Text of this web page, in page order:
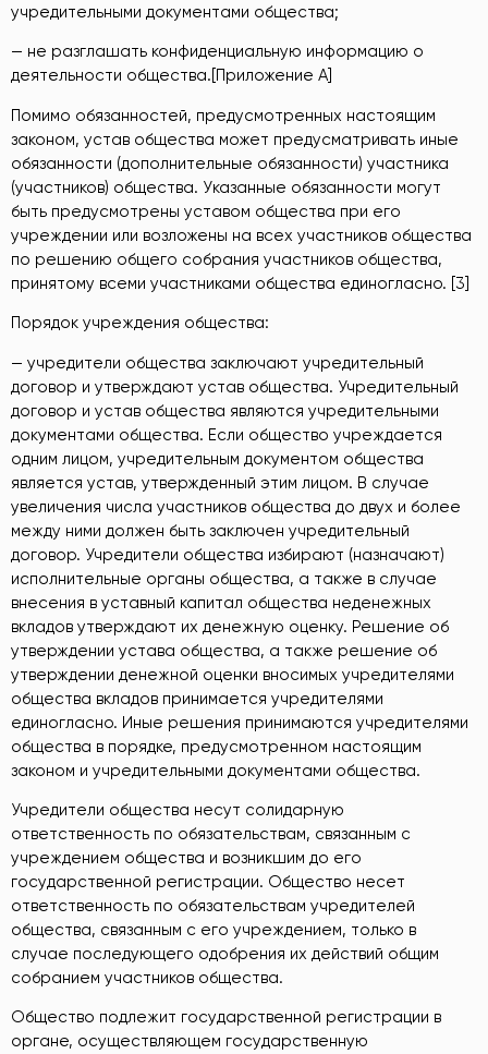
учредительными документами общества;
— не разглашать конфиденциальную информацию о
деятельности общества.[Приложение А]
Помимо обязанностей, предусмотренных настоящим
законом, устав общества может предусматривать иные
обязанности (дополнительные обязанности) участника
(участников) общества. Указанные обязанности могут
быть предусмотрены уставом общества при его
учреждении или возложены на всех участников общества
по решению общего собрания участников общества,
принятому всеми участниками общества единогласно. [3]
Порядок учреждения общества:
— учредители общества заключают учредительный
договор и утверждают устав общества. Учредительный
договор и устав общества являются учредительными
документами общества. Если общество учреждается
одним лицом, учредительным документом общества
является устав, утвержденный этим лицом. В случае
увеличения числа участников общества до двух и более
между ними должен быть заключен учредительный
договор. Учредители общества избирают (назначают)
исполнительные органы общества, а также в случае
внесения в уставный капитал общества неденежных
вкладов утверждают их денежную оценку. Решение об
утверждении устава общества, а также решение об
утверждении денежной оценки вносимых учредителями
общества вкладов принимается учредителями
единогласно. Иные решения принимаются учредителями
общества в порядке, предусмотренном настоящим
законом и учредительными документами общества.
Учредители общества несут солидарную
ответственность по обязательствам, связанным с
учреждением общества и возникшим до его
государственной регистрации. Общество несет
ответственность по обязательствам учредителей
общества, связанным с его учреждением, только в
случае последующего одобрения их действий общим
собранием участников общества.
Общество подлежит государственной регистрации в
органе, осуществляющем государственную